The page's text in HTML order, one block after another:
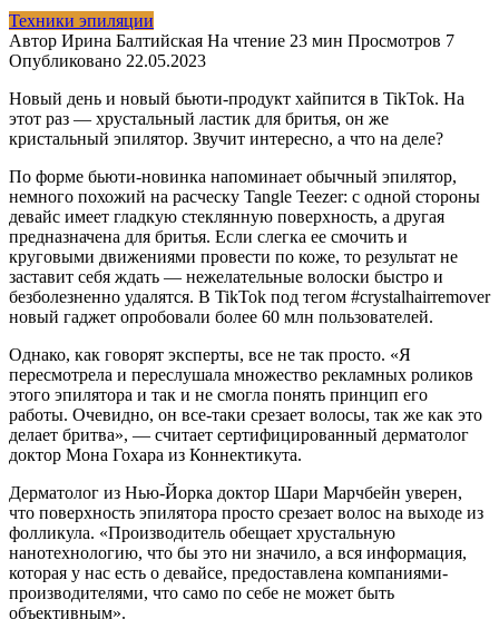
Техники эпиляции
Автор Ирина Балтийская На чтение 23 мин Просмотров 7
Опубликовано 22.05.2023
Новый день и новый бьюти-продукт хайпится в TikTok. На
этот раз — хрустальный ластик для бритья, он же
кристальный эпилятор. Звучит интересно, а что на деле?
По форме бьюти-новинка напоминает обычный эпилятор,
немного похожий на расческу Tangle Teezer: с одной стороны
девайс имеет гладкую стеклянную поверхность, а другая
предназначена для бритья. Если слегка ее смочить и
круговыми движениями провести по коже, то результат не
заставит себя ждать — нежелательные волоски быстро и
безболезненно удалятся. В TikTok под тегом #crystalhairremover
новый гаджет опробовали более 60 млн пользователей.
Однако, как говорят эксперты, все не так просто. «Я
пересмотрела и переслушала множество рекламных роликов
этого эпилятора и так и не смогла понять принцип его
работы. Очевидно, он все-таки срезает волосы, так же как это
делает бритва», — считает сертифицированный дерматолог
доктор Мона Гохара из Коннектикута.
Дерматолог из Нью-Йорка доктор Шари Марчбейн уверен,
что поверхность эпилятора просто срезает волос на выходе из
фолликула. «Производитель обещает хрустальную
нанотехнологию, что бы это ни значило, а вся информация,
которая у нас есть о девайсе, предоставлена компаниями-
производителями, что само по себе не может быть
объективным».